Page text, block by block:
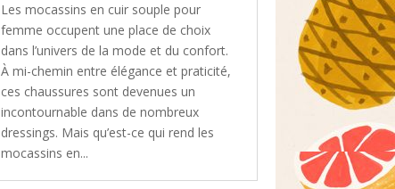
Les mocassins en cuir souple pour
femme occupent une place de choix
dans l’univers de la mode et du confort.
À mi-chemin entre élégance et praticité,
ces chaussures sont devenues un
incontournable dans de nombreux
dressings. Mais qu’est-ce qui rend les
mocassins en...